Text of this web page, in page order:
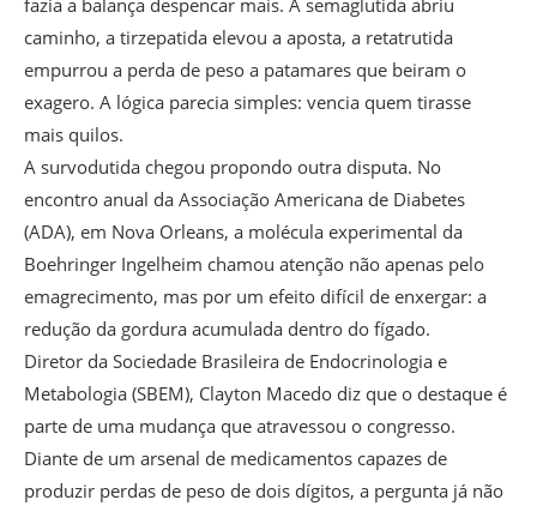
fazia a balança despencar mais. A semaglutida abriu
caminho, a tirzepatida elevou a aposta, a retatrutida
empurrou a perda de peso a patamares que beiram o
exagero. A lógica parecia simples: vencia quem tirasse
mais quilos.
A survodutida chegou propondo outra disputa. No
encontro anual da Associação Americana de Diabetes
(ADA), em Nova Orleans, a molécula experimental da
Boehringer Ingelheim chamou atenção não apenas pelo
emagrecimento, mas por um efeito difícil de enxergar: a
redução da gordura acumulada dentro do fígado.
Diretor da Sociedade Brasileira de Endocrinologia e
Metabologia (SBEM), Clayton Macedo diz que o destaque é
parte de uma mudança que atravessou o congresso.
Diante de um arsenal de medicamentos capazes de
produzir perdas de peso de dois dígitos, a pergunta já não